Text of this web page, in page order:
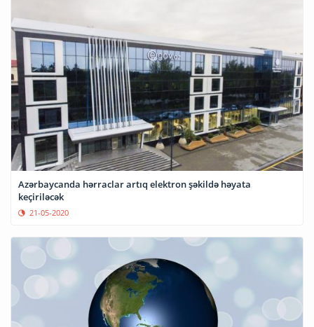
Azərbaycanda hərraclar artıq elektron şəkildə həyata
keçiriləcək
21-05-2020